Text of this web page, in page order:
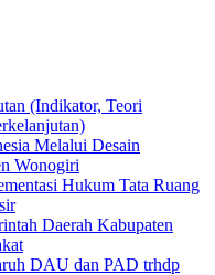
(Indikator, Teori
Melalui Desain
Wonogiri
Hukum Tata Ruang
Daerah Kabupaten
DAU dan PAD trhdp